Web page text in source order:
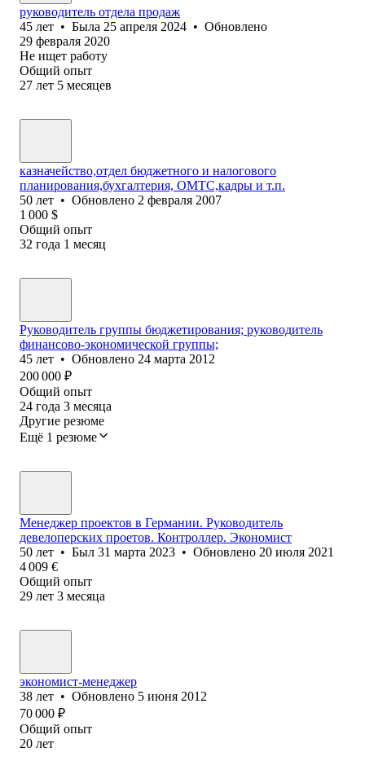
руководитель отдела продаж
45 лет • Была 25 апреля 2024 • Обновлено
29 февраля 2020
Не ищет работу
Общий опыт
27 лет 5 месяцев
казначейство,отдел бюджетного и налогового
планирования,бухгалтерия, ОМТС,кадры и т.п.
50 лет • Обновлено 2 февраля 2007
1 000 $
Общий опыт
32 года 1 месяц
Руководитель группы бюджетирования; руководитель
финансово-экономической группы;
45 лет • Обновлено 24 марта 2012
200 000 ₽
Общий опыт
24 года 3 месяца
Другие резюме
Ещё 1 резюме
Менеджер проектов в Германии. Руководитель
девелоперских проетов. Контроллер. Экономист
50 лет • Был 31 марта 2023 • Обновлено 20 июля 2021
4 009 €
Общий опыт
29 лет 3 месяца
экономист-менеджер
38 лет • Обновлено 5 июня 2012
70 000 ₽
Общий опыт
20 лет